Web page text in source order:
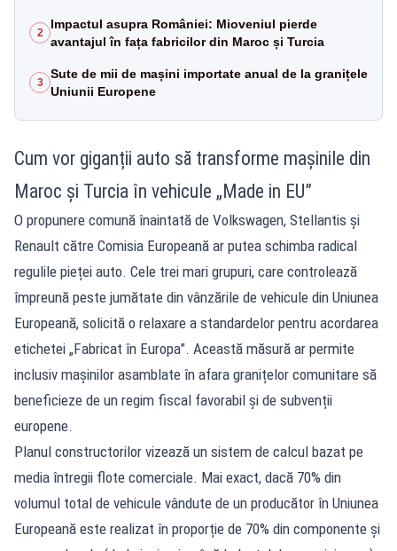
2
Impactul asupra României: Mioveniul pierde
avantajul în fața fabricilor din Maroc și Turcia
3
Sute de mii de mașini importate anual de la granițele
Uniunii Europene
Cum vor giganții auto să transforme mașinile din
Maroc și Turcia în vehicule „Made in EU”
O propunere comună înaintată de Volkswagen, Stellantis și
Renault către Comisia Europeană ar putea schimba radical
regulile pieței auto. Cele trei mari grupuri, care controlează
împreună peste jumătate din vânzările de vehicule din Uniunea
Europeană, solicită o relaxare a standardelor pentru acordarea
etichetei „Fabricat în Europa”. Această măsură ar permite
inclusiv mașinilor asamblate în afara granițelor comunitare să
beneficieze de un regim fiscal favorabil și de subvenții
europene.
Planul constructorilor vizează un sistem de calcul bazat pe
media întregii flote comerciale. Mai exact, dacă 70% din
volumul total de vehicule vândute de un producător în Uniunea
Europeană este realizat în proporție de 70% din componente și